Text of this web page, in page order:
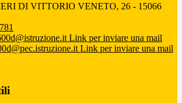
DI VITTORIO VENETO, 26 - 15066
Link per inviare una mail
Link per inviare una mail